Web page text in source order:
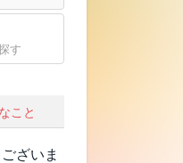
す
こと
ざいま